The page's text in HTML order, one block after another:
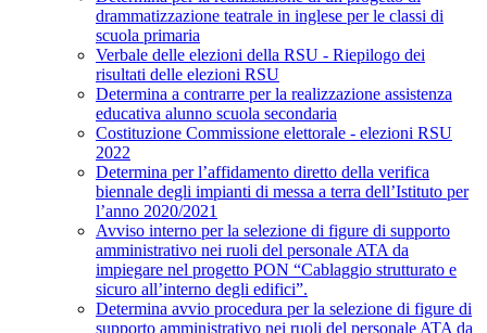
drammatizzazione teatrale in inglese per le classi di
scuola primaria
Verbale delle elezioni della RSU - Riepilogo dei
risultati delle elezioni RSU
Determina a contrarre per la realizzazione assistenza
educativa alunno scuola secondaria
Costituzione Commissione elettorale - elezioni RSU
2022
Determina per l’affidamento diretto della verifica
biennale degli impianti di messa a terra dell’Istituto per
l’anno 2020/2021
Avviso interno per la selezione di figure di supporto
amministrativo nei ruoli del personale ATA da
impiegare nel progetto PON “Cablaggio strutturato e
sicuro all’interno degli edifici”.
Determina avvio procedura per la selezione di figure di
supporto amministrativo nei ruoli del personale ATA da